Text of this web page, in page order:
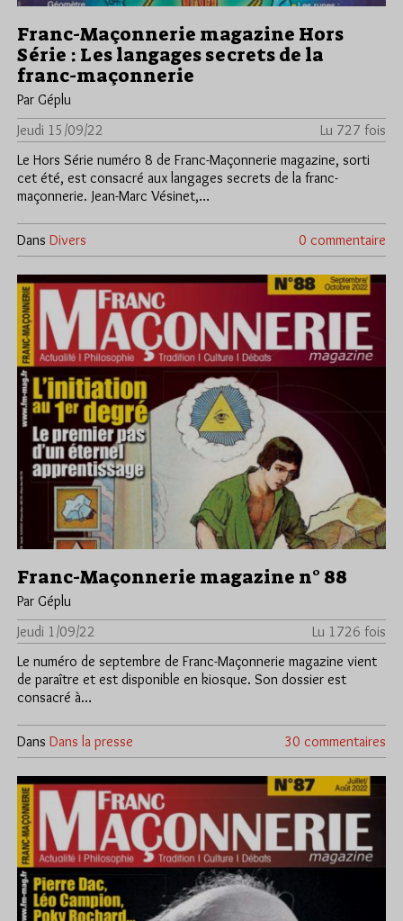
Franc-Maçonnerie magazine Hors
Série : Les langages secrets de la
franc-maçonnerie
Par Géplu
Jeudi 15/09/22
Lu 727 fois
Le Hors Série numéro 8 de Franc-Maçonnerie magazine, sorti
cet été, est consacré aux langages secrets de la franc-
maçonnerie. Jean-Marc Vésinet,…
Dans Divers 0 commentaire
Franc-Maçonnerie magazine n° 88
Par Géplu
Jeudi 1/09/22
Lu 1726 fois
Le numéro de septembre de Franc-Maçonnerie magazine vient
de paraître et est disponible en kiosque. Son dossier est
consacré à…
Dans Dans la presse 30 commentaires